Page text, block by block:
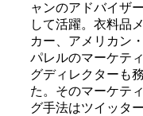
ャンのアドバイザ
して活躍。衣料品
カー、アメリカン
パレルのマーケテ
グディレクターも
た。そのマーケテ
グ手法はツイッター